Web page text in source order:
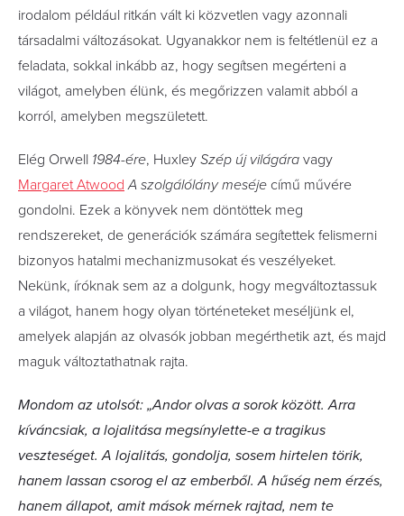
irodalom például ritkán vált ki közvetlen vagy azonnali
társadalmi változásokat. Ugyanakkor nem is feltétlenül ez a
feladata, sokkal inkább az, hogy segítsen megérteni a
világot, amelyben élünk, és megőrizzen valamit abból a
korról, amelyben megszületett.
Elég Orwell 1984-ére, Huxley Szép új világára vagy
Margaret Atwood A szolgálólány meséje című művére
gondolni. Ezek a könyvek nem döntöttek meg
rendszereket, de generációk számára segítettek felismerni
bizonyos hatalmi mechanizmusokat és veszélyeket.
Nekünk, íróknak sem az a dolgunk, hogy megváltoztassuk
a világot, hanem hogy olyan történeteket meséljünk el,
amelyek alapján az olvasók jobban megérthetik azt, és majd
maguk változtathatnak rajta.
Mondom az utolsót: „Andor olvas a sorok között. Arra
kíváncsiak, a lojalitása megsínylette-e a tragikus
veszteséget. A lojalitás, gondolja, sosem hirtelen törik,
hanem lassan csorog el az emberből. A hűség nem érzés,
hanem állapot, amit mások mérnek rajtad, nem te